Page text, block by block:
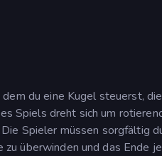
du eine Kugel steuerst,
Spiels dreht sich um
Spieler müssen sorgfältig
überwinden und das Ende